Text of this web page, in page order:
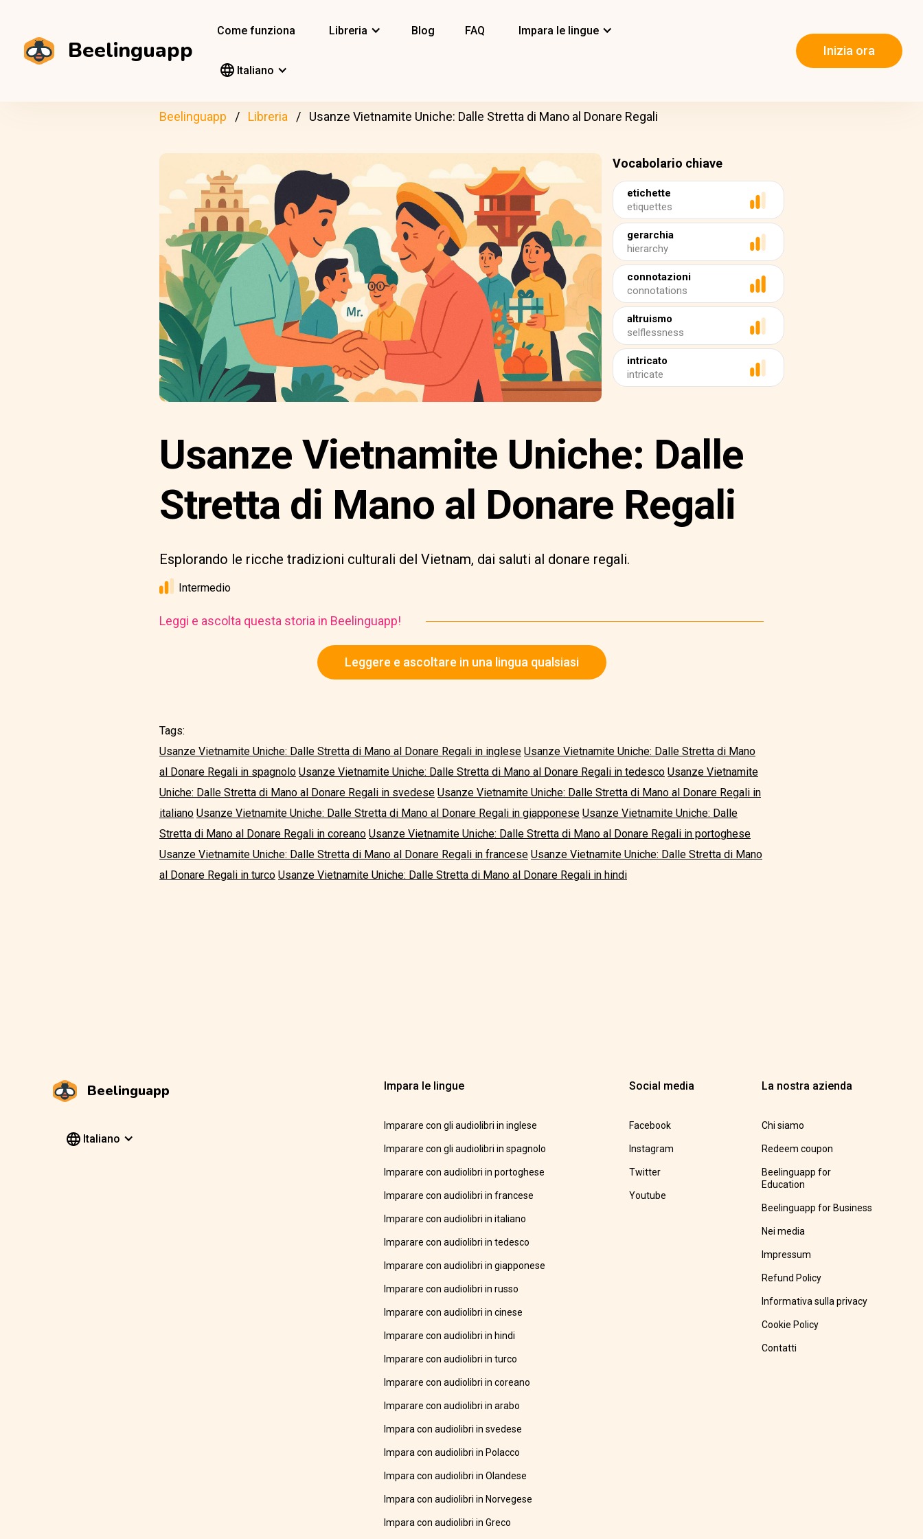
Beelinguapp
Come funziona Libreria Blog FAQ Impara le lingue
Italiano
Inizia ora
Beelinguapp Libreria Usanze Vietnamite Uniche: Dalle Stretta di Mano al Donare Regali
Vocabolario chiave
etichette
etiquettes
gerarchia
hierarchy
connotazioni
connotations
altruismo
selflessness
intricato
intricate
Usanze Vietnamite Uniche: Dalle
Stretta di Mano al Donare Regali
Esplorando le ricche tradizioni culturali del Vietnam, dai saluti al donare regali.
Intermedio
Leggi e ascolta questa storia in Beelinguapp!
Leggere e ascoltare in una lingua qualsiasi
Tags:
Usanze Vietnamite Uniche: Dalle Stretta di Mano al Donare Regali in inglese Usanze Vietnamite Uniche: Dalle Stretta di Mano
al Donare Regali in spagnolo Usanze Vietnamite Uniche: Dalle Stretta di Mano al Donare Regali in tedesco Usanze Vietnamite
Uniche: Dalle Stretta di Mano al Donare Regali in svedese Usanze Vietnamite Uniche: Dalle Stretta di Mano al Donare Regali in
italiano Usanze Vietnamite Uniche: Dalle Stretta di Mano al Donare Regali in giapponese Usanze Vietnamite Uniche: Dalle
Stretta di Mano al Donare Regali in coreano Usanze Vietnamite Uniche: Dalle Stretta di Mano al Donare Regali in portoghese
Usanze Vietnamite Uniche: Dalle Stretta di Mano al Donare Regali in francese Usanze Vietnamite Uniche: Dalle Stretta di Mano
al Donare Regali in turco Usanze Vietnamite Uniche: Dalle Stretta di Mano al Donare Regali in hindi
Beelinguapp
Italiano
Impara le lingue
Imparare con gli audiolibri in inglese
Imparare con gli audiolibri in spagnolo
Imparare con audiolibri in portoghese
Imparare con audiolibri in francese
Imparare con audiolibri in italiano
Imparare con audiolibri in tedesco
Imparare con audiolibri in giapponese
Imparare con audiolibri in russo
Imparare con audiolibri in cinese
Imparare con audiolibri in hindi
Imparare con audiolibri in turco
Imparare con audiolibri in coreano
Imparare con audiolibri in arabo
Impara con audiolibri in svedese
Impara con audiolibri in Polacco
Impara con audiolibri in Olandese
Impara con audiolibri in Norvegese
Impara con audiolibri in Greco
Social media
Facebook
Instagram
Twitter
Youtube
La nostra azienda
Chi siamo
Redeem coupon
Beelinguapp for
Education
Beelinguapp for Business
Nei media
Impressum
Refund Policy
Informativa sulla privacy
Cookie Policy
Contatti